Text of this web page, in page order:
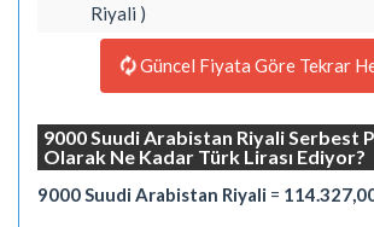
Riyali )
Güncel Fiyata Göre Tekrar
9000 Suudi Arabistan Riyali Serbest
Olarak Ne Kadar Türk Lirası Ediyor?
9000 Suudi Arabistan Riyali =